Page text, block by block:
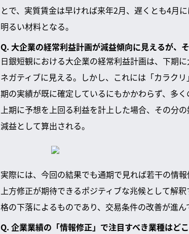
とで、実質賃金は早ければ来年2月、遅くとも4月
明るい材料となる。
Q. 大企業の経常利益計画が減益傾向に見えるが、
日銀短観における大企業の経常利益計画は、下期
ネガティブに見える。しかし、これには「カラク
期の実績が既に確定しているにもかかわらず、多
上期に予想を上回る利益を計上した場合、その分
減益として算出される。
実際には、今回の結果でも通期で見れば若干の情
上方修正が期待できるポジティブな兆候として解
格の下落によるものであり、交易条件の改善が進ん
Q. 企業業績の「情報修正」で注目すべき業種はど